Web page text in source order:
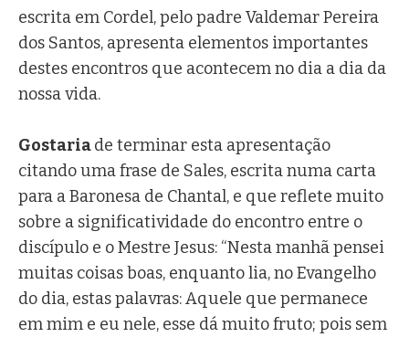
escrita em Cordel, pelo padre Valdemar Pereira
dos Santos, apresenta elementos importantes
destes encontros que acontecem no dia a dia da
nossa vida.
Gostariade terminar esta apresentação
citando uma frase de Sales, escrita numa carta
para a Baronesa de Chantal, e que reflete muito
sobre a significatividade do encontro entre o
discípulo e o Mestre Jesus: “Nesta manhã pensei
muitas coisas boas, enquanto lia, no Evangelho
do dia, estas palavras: Aquele que permanece
em mim e eu nele, esse dá muito fruto; pois sem